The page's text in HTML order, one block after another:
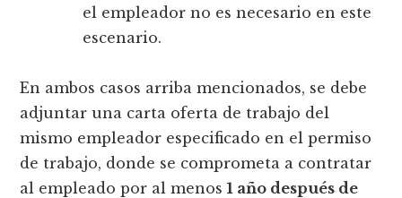
el empleador no es necesario en este
escenario.
En ambos casos arriba mencionados, se debe
adjuntar una carta oferta de trabajo del
mismo empleador especificado en el permiso
de trabajo, donde se comprometa a contratar
al empleado por al menos1 año después de